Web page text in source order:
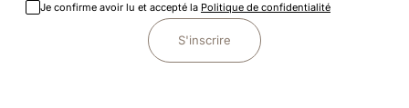
Je confirme avoir lu et accepté la Politique de confidentialité
S'inscrire